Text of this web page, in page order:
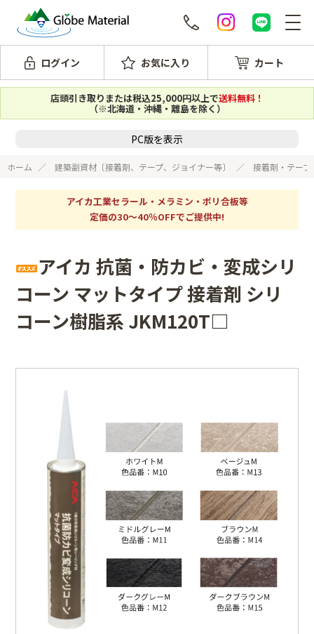
ログイン お気に入り カート
店頭引き取りまたは税込25,000円以上で送料無料！
（※北海道・沖縄・離島を除く）
PC版を表示
ホーム 建築副資材〔接着剤、テープ、ジョイナー等〕 接着剤・テー
アイカ工業セラール・メラミン・ポリ合板等
定価の30～40％OFFでご提供中!
アイカ 抗菌・防カビ・変成シリ
コーン マットタイプ 接着剤 シリ
コーン樹脂系 JKM120T□